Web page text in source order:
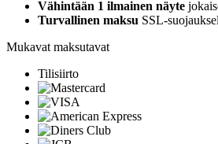
Vähintään 1 ilmainen näyte
Turvallinen maksu SSL-
Mukavat maksutavat
Tilisiirto